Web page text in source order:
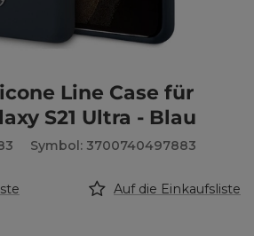
Line Case für
S21 Ultra - Blau
Symbol: 3700740497883
Auf die Einkaufsliste